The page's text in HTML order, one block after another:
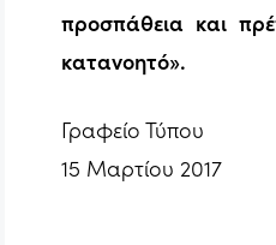
προσπάθεια και
κατανοητό».
Γραφείο Τύπου
15 Μαρτίου 2017